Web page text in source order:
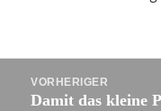
VORHERIGER
Vorheriger
Damit das kleine